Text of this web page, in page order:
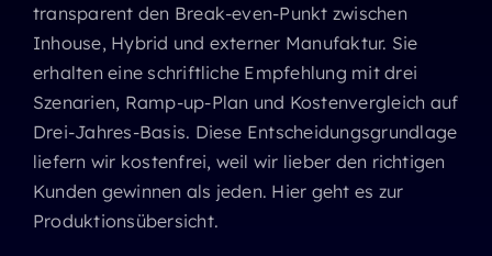
transparent den Break-even-Punkt zwischen
Inhouse, Hybrid und externer Manufaktur. Sie
erhalten eine schriftliche Empfehlung mit drei
Szenarien, Ramp-up-Plan und Kostenvergleich auf
Drei-Jahres-Basis. Diese Entscheidungsgrundlage
liefern wir kostenfrei, weil wir lieber den richtigen
Kunden gewinnen als jeden. Hier geht es zur
Produktionsübersicht.